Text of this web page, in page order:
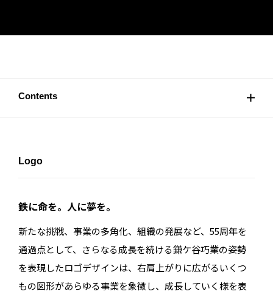
Contents
Logo
鉄に命を。人に夢を。
新たな挑戦、事業の多角化、組織の発展など、55周年を
通過点として、さらなる成長を続ける鎌ケ谷巧業の姿勢
を表現したロゴデザインは、右肩上がりに広がるいくつ
もの図形があらゆる事業を象徴し、成長していく様を表